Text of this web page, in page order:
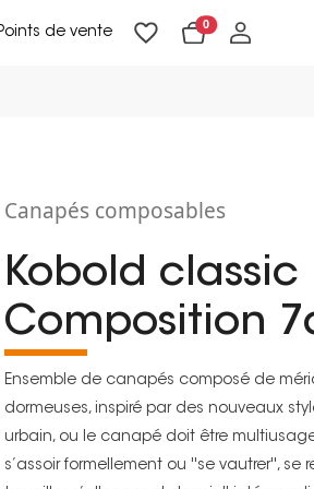
de vente 0
Canapés composables
Kobold classic
Composition
Ensemble de canapés composé de
dormeuses, inspiré par des nouveaux
urbain, ou le canapé doit être
s’assoir formellement ou ''se vautrer'', se